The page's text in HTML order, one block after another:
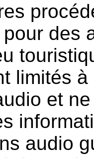
des
limités
et
audio